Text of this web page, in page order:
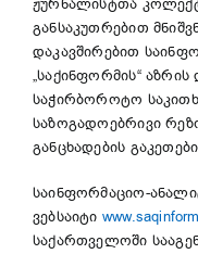
ჟურნალისტთა
განსაკუთრებით
დაკავშირებით
„საქინფორმის“
საჭირბოროტო
საზოგადოებრივი
განცხადების
საინფორმაციო-
ვებსაიტი
საქართველოში